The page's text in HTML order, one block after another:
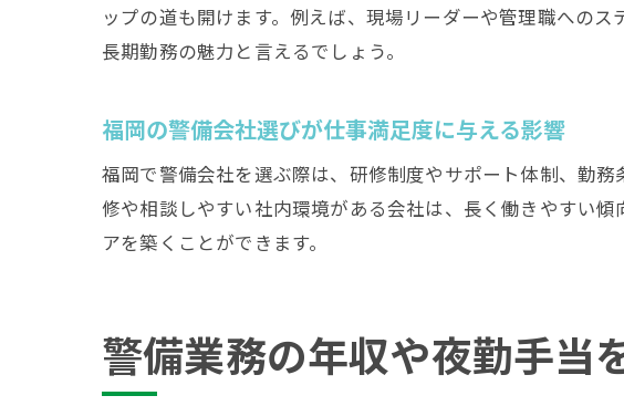
警備
未経験か
未経
警備
ップの道も開けます。例えば、現場リーダーや管理職への
長期勤務の魅力と言えるでしょう。
福岡の警備会社選びが仕事満足度に与える影響
福岡で警備会社を選ぶ際は、研修制度やサポート体制、勤
修や相談しやすい社内環境がある会社は、長く働きやすい
アを築くことができます。
警備業務の年収や夜勤手当